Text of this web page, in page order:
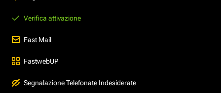
Verifica attivazione
Fast Mail
FastwebUP
Segnalazione Telefonate Indesiderate